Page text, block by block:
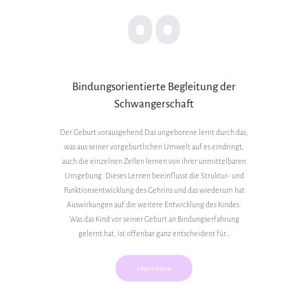
00
Bindungsorientierte Begleitung der
Schwangerschaft
Der Geburt vorausgehend Das ungeborene lernt durch das,
was aus seiner vorgeburtlichen Umwelt auf es eindringt,
auch die einzelnen Zellen lernen von ihrer unmittelbaren
Umgebung. Dieses Lernen beeinflusst die Struktur- und
Funktionsentwicklung des Gehrins und das wiederum hat
Auswirkungen auf die weitere Entwicklung des Kindes.
Was das Kind vor seiner Geburt an Bindungserfahrung
gelernt hat, ist offenbar ganz entscheident für…
Learn more